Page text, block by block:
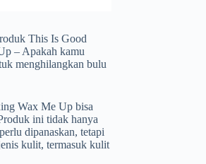
This Is Good
– Apakah kamu
menghilangkan bulu
Wax Me Up bisa
ini tidak hanya
dipanaskan, tetapi
kulit, termasuk kulit